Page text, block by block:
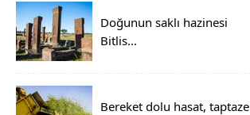
Doğunun saklı hazinesi
Bitlis...
Bereket dolu hasat, taptaze